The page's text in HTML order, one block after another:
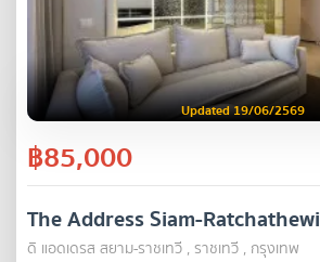
Updated 19/06/2569
฿85,000
The Address Siam-Ratchathewi
ดิ แอดเดรส สยาม-ราชเทวี , ราชเทวี , กรุงเทพ